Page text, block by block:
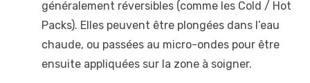
généralement réversibles (comme les Cold / Hot
Packs). Elles peuvent être plongées dans l’eau
chaude, ou passées au micro-ondes pour être
ensuite appliquées sur la zone à soigner.